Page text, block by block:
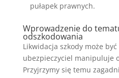
pułapek prawnych.
Wprowadzenie do
odszkodowania
Likwidacja szkody może
ubezpieczyciel manipuluje
Przyjrzymy się temu